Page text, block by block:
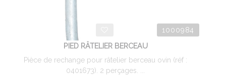
1000984
PIED RÂTELIER BERCEAU
Pièce de rechange pour râtelier berceau ovin (réf :
0401673). 2 perçages. ...